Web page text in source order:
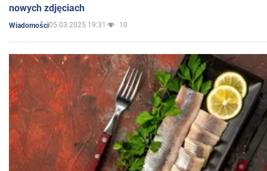
nowych zdjęciach
Wiadomości05.03.2025 19:31 10